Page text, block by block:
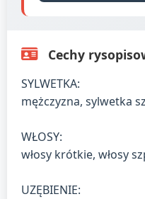
Cechy
SYLWETKA:
mężczyzna, sylwetka
WŁOSY:
włosy krótkie, włosy
UZĘBIENIE: